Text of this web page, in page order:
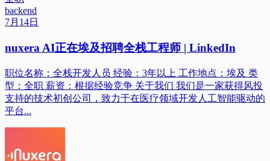
backend
7月14日
nuxera AI正在埃及招聘全栈工程师 | LinkedIn
职位名称：全栈开发人员 经验：3年以上 工作地点：埃及 类
型：全职 薪资：根据经验竞争 关于我们 我们是一家获得风投
支持的技术初创公司，致力于在医疗领域开发人工智能驱动的
平台...